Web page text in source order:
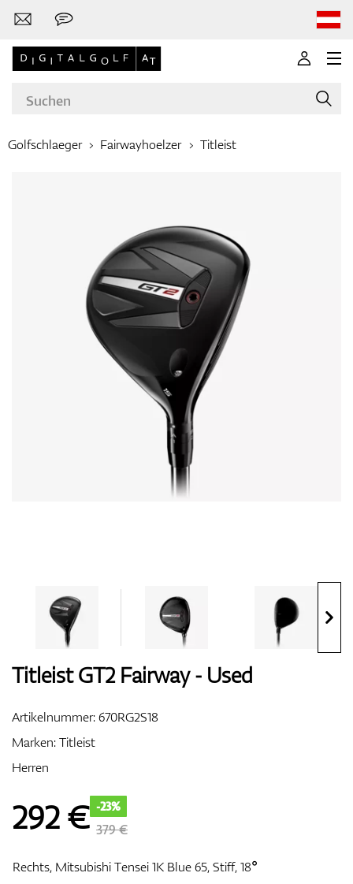
Golfschläger
Bekleidung
Handschuhe
Schuhe
Bags
Golfschlaeger Fairwayhoelzer Titleist
Titleist GT2 Fairway - Used
Artikelnummer:670RG2S18
Marken:Titleist
Herren
292€ -23%
379 €
Rechts, Mitsubishi Tensei 1K Blue 65, Stiff, 18°